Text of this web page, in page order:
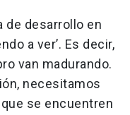
de desarrollo en
a ver’. Es decir,
van madurando.
necesitamos
se encuentren